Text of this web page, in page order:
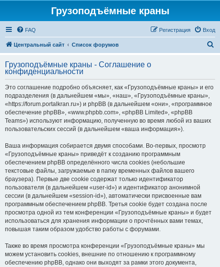
Грузоподъёмные краны
FAQ Вход
Регистрация
Центральный сайт Список форумов
с
Грузоподъёмные краны - Соглашение о
конфиденциальности
Это соглашение подробно объясняет, как «Грузоподъёмные краны» и его
подразделения (в дальнейшем «мы», «наш», «Грузоподъёмные краны»,
«https://forum.portalkran.ru») и phpBB (в дальнейшем «они», «программное
обеспечение phpBB», «www.phpbb.com», «phpBB Limited», «phpBB
Teams») используют информацию, полученную во время любой из ваших
пользовательских сессий (в дальнейшем «ваша информация»).
Ваша информация собирается двумя способами. Во-первых, просмотр
«Грузоподъёмные краны» приведёт к созданию программным
обеспечением phpBB определённого числа cookies (небольшие
текстовые файлы, загружаемые в папку временных файлов вашего
браузера). Первые две cookie содержат только идентификатор
пользователя (в дальнейшем «user-id») и идентификатор анонимной
сессии (в дальнейшем «session-id»), автоматически присвоенные вам
программным обеспечением phpBB. Третья cookie будет создана после
просмотра одной из тем конференции «Грузоподъёмные краны» и будет
использоваться для хранения информации о прочтённых вами темах,
повышая таким образом удобство работы с форумами.
Также во время просмотра конференции «Грузоподъёмные краны» мы
можем установить cookies, внешние по отношению к программному
обеспечению phpBB, однако они выходят за рамки этого документа,